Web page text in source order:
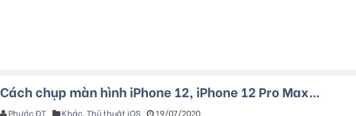
Cách chụp màn hình iPhone 12, iPhone 12 Pro Max…
Phước ĐT Khác,Thủ thuật iOS 19/07/2020